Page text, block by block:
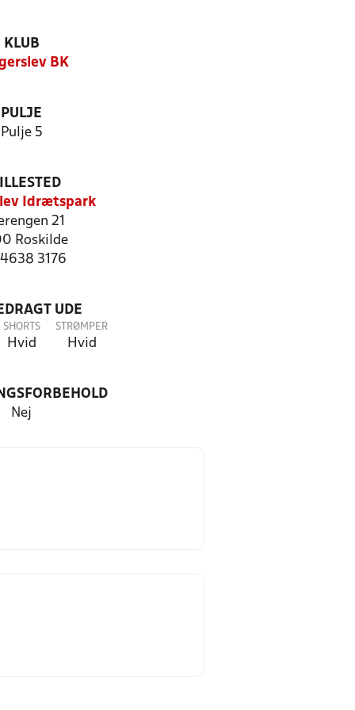
KLUB
BK
PULJE
Pulje 5
Idrætspark
21
Roskilde
4638 3176
UDE
SHORTS
Hvid
STRØMPER
Hvid
Nej